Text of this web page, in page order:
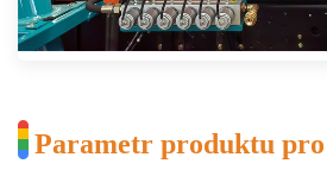
Parametr produktu pro